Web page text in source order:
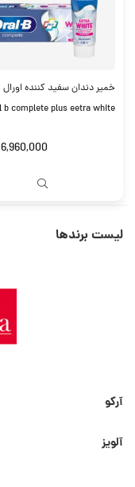
خمیر دندان سفید کننده
b complete plus eetra white
6,960,000
لیست برندها
آرکو
آلویز